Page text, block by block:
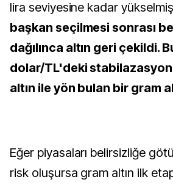
lira seviyesine kadar
başkan seçilmesi sonrası
dağılınca altın geri çekildi.
dolar/TL'deki
altın ile yön bulan bir gram
Eğer piyasaları belirsizliğe
risk oluşursa gram altın ilk